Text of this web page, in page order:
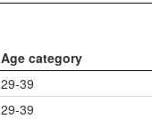
Age category
29-39
29-39